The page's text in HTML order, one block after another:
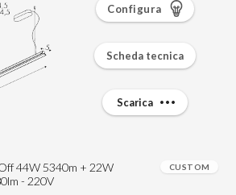
44W 5340m + 22W
- 220V
CUSTOM
Configura
Scheda tecnica
Scarica